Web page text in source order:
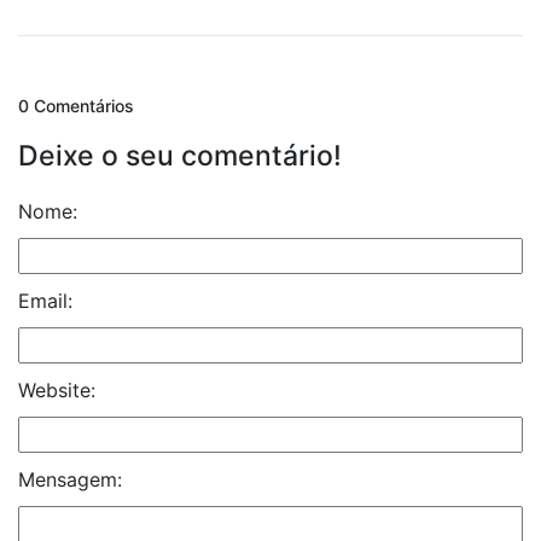
0 Comentários
Deixe o seu comentário!
Nome:
Email:
Website:
Mensagem: